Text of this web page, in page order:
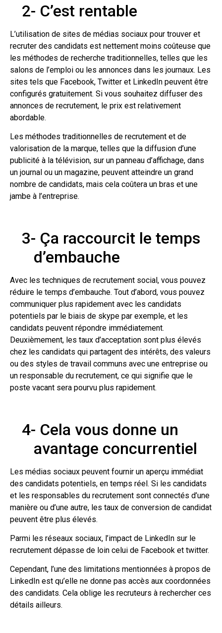
2- C’est rentable
L’utilisation de sites de médias sociaux pour trouver et
recruter des candidats est nettement moins coûteuse que
les méthodes de recherche traditionnelles, telles que les
salons de l’emploi ou les annonces dans les journaux. Les
sites tels que Facebook, Twitter et LinkedIn peuvent être
configurés gratuitement. Si vous souhaitez diffuser des
annonces de recrutement, le prix est relativement
abordable.
Les méthodes traditionnelles de recrutement et de
valorisation de la marque, telles que la diffusion d’une
publicité à la télévision, sur un panneau d’affichage, dans
un journal ou un magazine, peuvent atteindre un grand
nombre de candidats, mais cela coûtera un bras et une
jambe à l’entreprise.
3- Ça raccourcit le temps
d’embauche
Avec les techniques de recrutement social, vous pouvez
réduire le temps d’embauche. Tout d’abord, vous pouvez
communiquer plus rapidement avec les candidats
potentiels par le biais de skype par exemple, et les
candidats peuvent répondre immédiatement.
Deuxièmement, les taux d’acceptation sont plus élevés
chez les candidats qui partagent des intérêts, des valeurs
ou des styles de travail communs avec une entreprise ou
un responsable du recrutement, ce qui signifie que le
poste vacant sera pourvu plus rapidement.
4- Cela vous donne un
avantage concurrentiel
Les médias sociaux peuvent fournir un aperçu immédiat
des candidats potentiels, en temps réel. Si les candidats
et les responsables du recrutement sont connectés d’une
manière ou d’une autre, les taux de conversion de candidat
peuvent être plus élevés.
Parmi les réseaux sociaux, l’impact de LinkedIn sur le
recrutement dépasse de loin celui de Facebook et twitter.
Cependant, l’une des limitations mentionnées à propos de
LinkedIn est qu’elle ne donne pas accès aux coordonnées
des candidats. Cela oblige les recruteurs à rechercher ces
détails ailleurs.